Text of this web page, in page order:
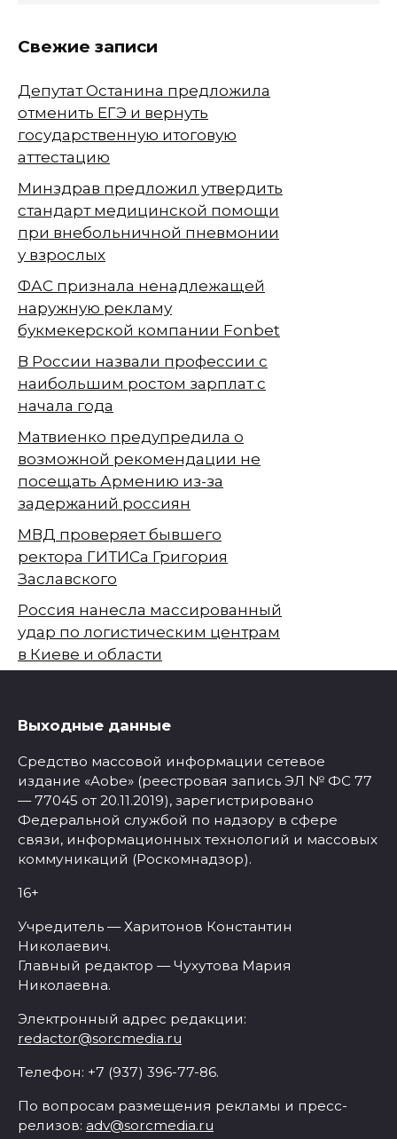
Свежие записи
Депутат Останина предложила
отменить ЕГЭ и вернуть
государственную итоговую
аттестацию
Минздрав предложил утвердить
стандарт медицинской помощи
при внебольничной пневмонии
у взрослых
ФАС признала ненадлежащей
наружную рекламу
букмекерской компании Fonbet
В России назвали профессии с
наибольшим ростом зарплат с
начала года
Матвиенко предупредила о
возможной рекомендации не
посещать Армению из-за
задержаний россиян
МВД проверяет бывшего
ректора ГИТИСа Григория
Заславского
Россия нанесла массированный
удар по логистическим центрам
в Киеве и области
Выходные данные
Средство массовой информации сетевое
издание «Aobe» (реестровая запись ЭЛ № ФС 77
— 77045 от 20.11.2019), зарегистрировано
Федеральной службой по надзору в сфере
связи, информационных технологий и массовых
коммуникаций (Роскомнадзор).
16+
Учредитель — Харитонов Константин
Николаевич.
Главный редактор — Чухутова Мария
Николаевна.
Электронный адрес редакции:
redactor@sorcmedia.ru
Телефон: +7 (937) 396-77-86.
По вопросам размещения рекламы и пресс-
релизов: adv@sorcmedia.ru